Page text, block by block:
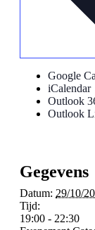
Google
iCalendar
Outlook
Outlook
Gegevens
Datum: 29/10/
Tijd:
19:00 - 22:30